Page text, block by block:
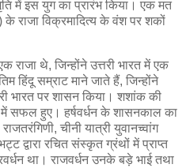
में इस युग का प्रारंभ किया। एक मत
राजा विक्रमादित्य के वंश पर शकों
राजा थे, जिन्होंने उत्तरी भारत में एक
हिंदू सम्राट माने जाते हैं, जिन्होंने
भारत पर शासन किया। शशांक की
सफल हुए। हर्षवर्धन के शासनकाल का
चीनी यात्री युवानच्वांग
द्वारा रचित संस्कृत ग्रंथों में प्राप्त
था। राजवर्धन उनके बड़े भाई तथा